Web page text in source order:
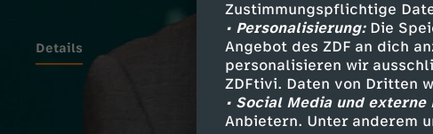
Zustimmungspflichtige
• Personalisierung:Die
Angebot des ZDF an dich
personalisieren wir
ZDFtivi. Daten von Dritten
• Social Media und
Anbietern. Unter anderem
Details